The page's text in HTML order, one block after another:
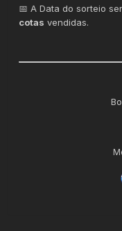
📅 A Data do sorteio
cotas vendidas.